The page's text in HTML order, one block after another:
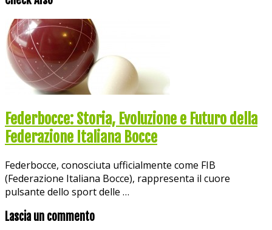
Federbocce: Storia, Evoluzione e Futuro della
Federazione Italiana Bocce
Federbocce, conosciuta ufficialmente come FIB
(Federazione Italiana Bocce), rappresenta il cuore
pulsante dello sport delle …
Lascia un commento